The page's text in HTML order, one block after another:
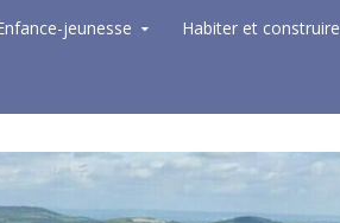
jeunesse Habiter et construire